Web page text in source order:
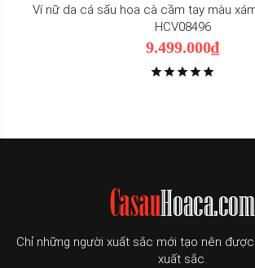
Ví nữ da cá sấu hoa cà cầm tay màu
HCV08496
9.499.000₫
Chỉ những người xuất sắc mới tạo nên
xuất sắc.